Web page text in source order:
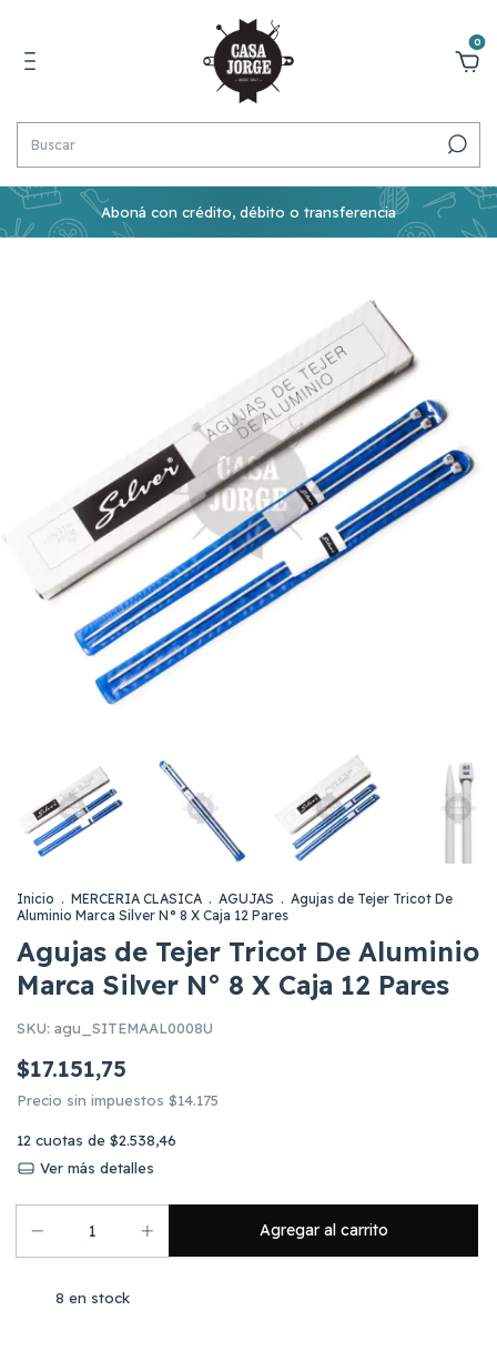
0
Aboná con crédito, débito o transferencia
Inicio . MERCERIA CLASICA . AGUJAS . Agujas de Tejer Tricot De
Aluminio Marca Silver N° 8 X Caja 12 Pares
Agujas de Tejer Tricot De Aluminio
Marca Silver N° 8 X Caja 12 Pares
SKU: agu_SITEMAAL0008U
$17.151,75
Precio sin impuestos $14.175
12 cuotas de $2.538,46
Ver más detalles
8 en stock